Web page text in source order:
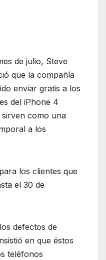
de julio, Steve
que la compañía
enviar gratis a los
del iPhone 4
como una
a los
los clientes que
el 30 de
defectos de
en que éstos
teléfonos